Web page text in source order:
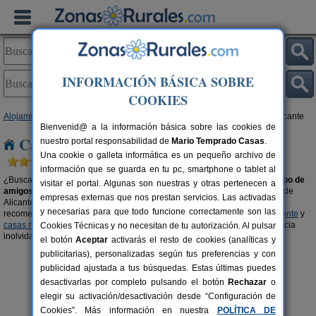
Alojamientos > Alicante
Casas rurales para grupos en Alicante
¿Buscas una casa rural enAlicantepara disfrutar enfamiliao con tu grupo de
amigos o amigas
? Organiza tu viaje con tu gente en el alojamiento rural de
Alicante que más se ajuste a las características de tu grupo. También, te
recomendamos visitar las secciones decasas rurales con piscina en Alicante y
casas rurales en el campo en Alicantepara que podáis vivir una experiencia
inolvidable en buena compañía.
INFORMACIÓN BÁSICA SOBRE
COOKIES
Bienvenid@ a la información básica sobre las cookies de
nuestro portal responsabilidad de Mario Temprado Casas.
Una cookie o galleta informática es un pequeño archivo de
información que se guarda en tu pc, smartphone o tablet al
visitar el portal. Algunas son nuestras y otras pertenecen a
empresas externas que nos prestan servicios. Las activadas
y necesarias para que todo funcione correctamente son las
Cookies Técnicas y no necesitan de tu autorización. Al pulsar
el botónAceptar activarás el resto de cookies (analíticas y
publicitarias), personalizadas según tus preferencias y con
publicidad ajustada a tus búsquedas. Estas últimas puedes
desactivarlas por completo pulsando el botón Rechazar o
elegir su activación/desactivación desde “Configuración de
Cookies”. Más información en nuestra
POLÍTICA DE